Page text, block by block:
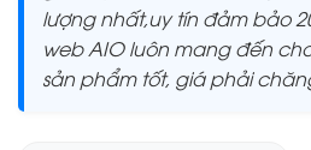
lượng nhất,uy tín đảm bảo
web AIO luôn mang đến
sản phẩm tốt, giá phải